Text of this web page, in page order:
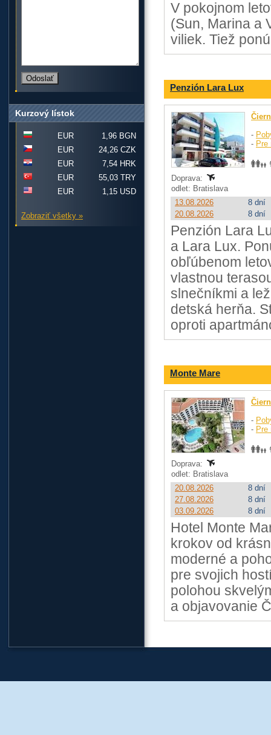
V pokojnom
(Sun, Marina a
viliek. Tiež
Penzión Lara Lux
-
- Pre
Doprava:
odlet: Bratislava
13.08.2026
8 dní
20.08.2026
8 dní
Penzión Lara
a Lara Lux.
obľúbenom
vlastnou
slnečníkmi a
detská herňa.
oproti
Monte Mare
-
- Pre
Doprava:
odlet: Bratislava
20.08.2026
8 dní
27.08.2026
8 dní
03.09.2026
8 dní
Hotel Monte
krokov od
moderné a
pre svojich
polohou
a objavovanie
Kurzový lístok
EUR
1,96 BGN
EUR
24,26 CZK
EUR
7,54 HRK
EUR
55,03 TRY
EUR
1,15 USD
Zobraziť všetky »